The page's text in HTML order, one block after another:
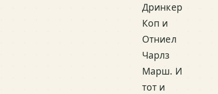
Дринкер
Коп и
Отниел
Чарлз
Марш. И
тот и